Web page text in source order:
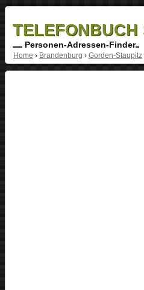
TELEFONBUCH
Personen-Adressen-Finder
Home › Brandenburg › Gorden-Staupitz